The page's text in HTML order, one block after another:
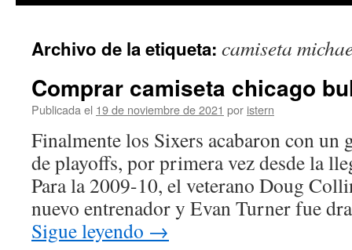
contenido
Archivo de la etiqueta: camiseta
Comprar camiseta chicago
Publicada el 19 de noviembre de 2021 por istern
Finalmente los Sixers acabaron con
de playoffs, por primera vez desde la
Para la 2009-10, el veterano Doug
nuevo entrenador y Evan Turner fue
Sigue leyendo →